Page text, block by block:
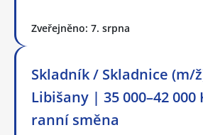
Zveřejněno: 7. srpna
Skladník / Skladnice (m/
Libišany | 35 000–42 000
ranní směna